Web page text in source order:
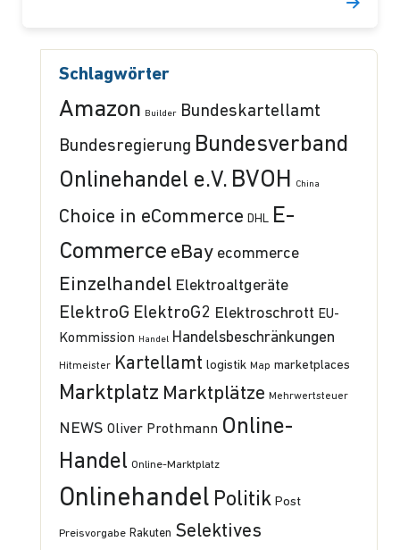
Schlagwörter
Amazon Builder Bundeskartellamt
Bundesregierung Bundesverband
Onlinehandel e.V. BVOH China
Choice in eCommerce DHL E-
Commerce eBay ecommerce
Einzelhandel Elektroaltgeräte
ElektroG ElektroG2 Elektroschrott EU-
Kommission
Handel Handelsbeschränkungen
Hitmeister Kartellamt logistik Map marketplaces
Marktplatz Marktplätze Mehrwertsteuer
NEWS Oliver Prothmann Online-
Handel Online-Marktplatz
Onlinehandel Politik Post
Preisvorgabe Rakuten Selektives